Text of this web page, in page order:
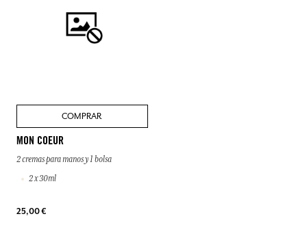
COMPRAR
MON COEUR
2 cremas para manos y 1 bolsa
2 x 30ml
25,00 €